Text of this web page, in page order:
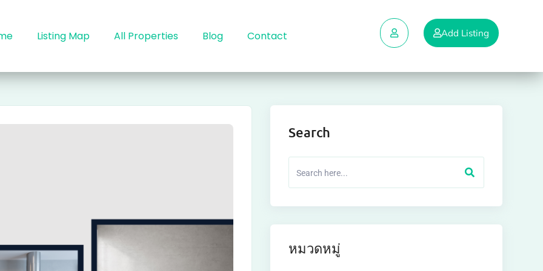
Listing Map All Properties Blog Contact Add Listing
Search
หมวดหมู่